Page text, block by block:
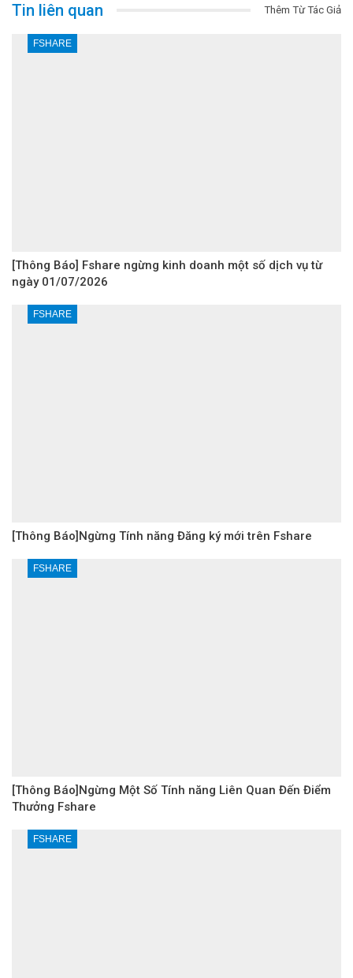
Tin liên quan Thêm Từ Tác Giả
FSHARE
[Thông Báo] Fshare ngừng kinh doanh một số dịch vụ từ
ngày 01/07/2026
FSHARE
[Thông Báo]Ngừng Tính năng Đăng ký mới trên Fshare
FSHARE
[Thông Báo]Ngừng Một Số Tính năng Liên Quan Đến Điểm
Thưởng Fshare
FSHARE